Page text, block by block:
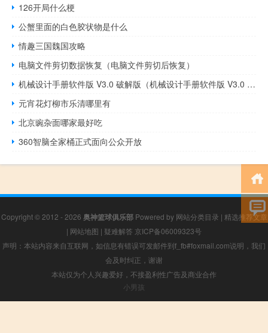
126开局什么梗
公蟹里面的白色胶状物是什么
情趣三国魏国攻略
电脑文件剪切数据恢复（电脑文件剪切后恢复）
机械设计手册软件版 V3.0 破解版（机械设计手册软件版 V3.0 破解版功能简介）
元宵花灯柳市乐清哪里有
北京豌杂面哪家最好吃
360智脑全家桶正式面向公众开放
Copyright © 2012 - 2026 奥神篮球俱乐部Powered by 网站分类目录 | 精选推荐文章
| 网站地图 | 疑难解答 京ICP备06009323号
声明：本站内容来自互联网，如信息有错误可发邮件到f_fb#foxmail.com说明，我们
会及时纠正，谢谢
本站仅为个人兴趣爱好，不接盈利性广告及商业合作
小男孩